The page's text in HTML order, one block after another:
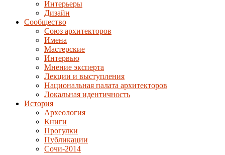
Интерьеры
Дизайн
Сообщество
Союз архитекторов
Имена
Мастерские
Интервью
Мнение эксперта
Лекции и выступления
Национальная палата архитекторов
Локальная идентичность
История
Археология
Книги
Прогулки
Публикации
Сочи-2014